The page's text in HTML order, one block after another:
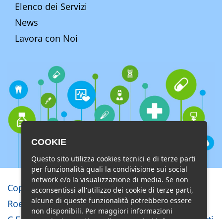
Elenco dei Servizi
News
Lavora con Noi
Copyright © Studio di Radiologia e
Roentgenterapia Lido di Ostia s.r.l.
COOKIE
Questo sito utilizza cookies tecnici e di terze parti
per funzionalità quali la condivisione sui social
network e/o la visualizzazione di media. Se non
acconsentissi all'utilizzo dei cookie di terze parti,
alcune di queste funzionalità potrebbero essere
non disponibili. Per maggiori informazioni